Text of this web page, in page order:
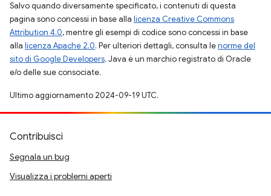
Salvo quando diversamente specificato, i contenuti di questa
pagina sono concessi in base alla licenza Creative Commons
Attribution 4.0, mentre gli esempi di codice sono concessi in base
alla licenza Apache 2.0. Per ulteriori dettagli, consulta lenorme del
sito di Google Developers. Java è un marchio registrato di Oracle
e/o delle sue consociate.
Ultimo aggiornamento 2024-09-19 UTC.
Contribuisci
Segnala un bug
Visualizza i problemi aperti